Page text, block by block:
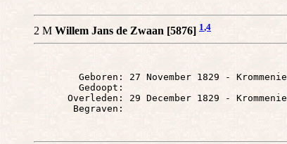
2 M Willem Jans de Zwaan [5876] 1,4
        Geboren: 27 November 1829 - Krommenie
        Gedoopt:
      Overleden: 29 December 1829 - Krommenie